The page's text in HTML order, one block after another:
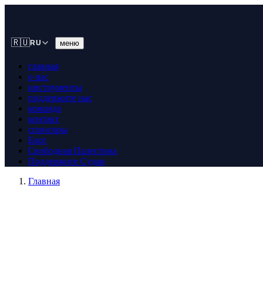
🇷🇺RU меню
главная
о нас
инструменты
поддержите нас
команда
контакт
спонсоры
Блог
Свободная Палестина
Поддержите Судан
Главная